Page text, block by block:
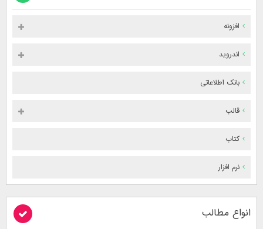
افزونه
اندروید
بانک اطلاعاتی
قالب
کتاب
نرم افزار
انواع مطالب